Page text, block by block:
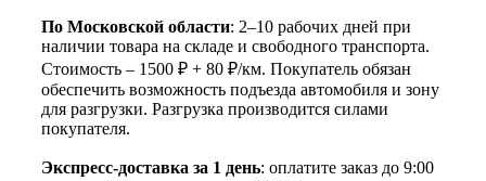
По Московской области: 2–10 рабочих дней при
наличии товара на складе и свободного транспорта.
Стоимость – 1500 ₽ + 80 ₽/км. Покупатель обязан
обеспечить возможность подъезда автомобиля и зону
для разгрузки. Разгрузка производится силами
покупателя.
Экспресс-доставка за 1 день: оплатите заказ до 9:00